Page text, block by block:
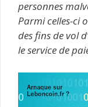
personnes
Parmi celles-ci
des fins de vol
le service de